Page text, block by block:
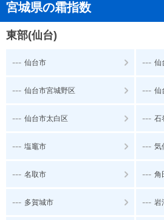
宮城県の霜指数
東部(仙台)
--- 仙台市 --- 仙
--- 仙台市宮城野区 --- 仙
--- 仙台市太白区 --- 石
--- 塩竈市 --- 気
--- 名取市 --- 角
--- 多賀城市 --- 岩